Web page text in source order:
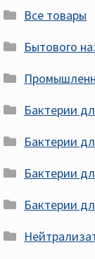
Все товары
Бытового
Бактерии
Бактерии
Бактерии
Бактерии